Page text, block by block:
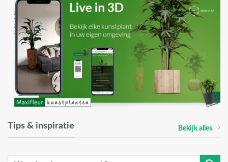
Tips & inspiratie Bekijk alles